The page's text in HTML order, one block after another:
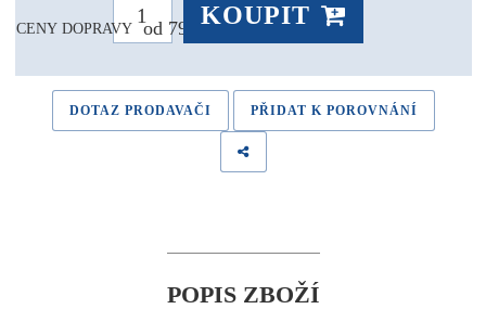
CENY DOPRAVY od 79,- KčKOUPIT
DOTAZ PRODAVAČI PŘIDAT K POROVNÁNÍ
POPIS ZBOŽÍ